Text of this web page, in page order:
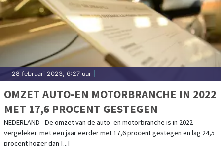
28 februari 2023, 6:27 uur
OMZET AUTO-EN MOTORBRANCHE IN 2022
MET 17,6 PROCENT GESTEGEN
NEDERLAND - De omzet van de auto- en motorbranche is in 2022
vergeleken met een jaar eerder met 17,6 procent gestegen en lag 24,5
procent hoger dan [...]